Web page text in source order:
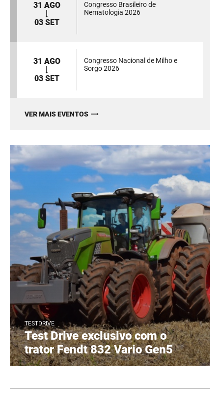
31 AGO
03 SET
Congresso Brasileiro de
Nematologia 2026
31 AGO
03 SET
Congresso Nacional de Milho e
Sorgo 2026
VER MAIS EVENTOS
TESTDRIVE
Test Drive exclusivo com o
trator Fendt 832 Vario Gen5